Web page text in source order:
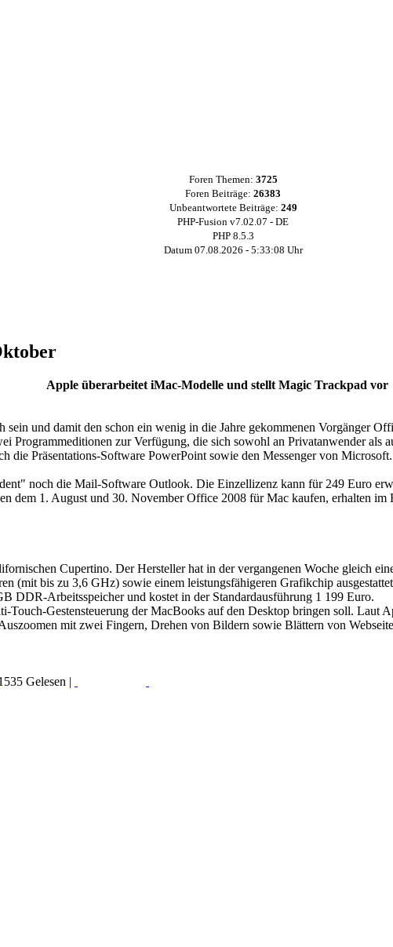
Foren Themen: 3725
Foren Beiträge: 26383
Unbeantwortete Beiträge: 249
PHP-Fusion v7.02.07 - DE
PHP 8.5.3
Datum 07.08.2026 - 5:33:09 Uhr
Apple überarbeitet iMac-Modelle und stellt Magic Trackpad vor
und damit den schon ein wenig in die Jahre gekommenen Vorgänger
zur Verfügung, die sich sowohl an Privatanwender als
die Präsentations-Software PowerPoint sowie den Messenger von
noch die Mail-Software Outlook. Die Einzellizenz kann für 249 Euro
dem 1. August und 30. November Office 2008 für Mac kaufen, erhalten
Cupertino. Der Hersteller hat in der vergangenen Woche gleich
(mit bis zu 3,6 GHz) sowie einem leistungsfähigeren Grafikchip
DDR-Arbeitsspeicher und kostet in der Standardausführung 1 199 Euro.
Gestensteuerung der MacBooks auf den Desktop bringen soll. Laut
mit zwei Fingern, Drehen von Bildern sowie Blättern von
Gelesen |